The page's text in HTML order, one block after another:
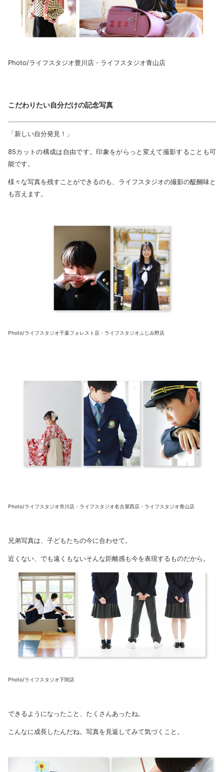
Photo/ライフスタジオ豊川店・ライフスタジオ青山店
こだわりたい自分だけの記念写真
「新しい自分発見！」
85カットの構成は自由です。印象をがらっと変えて撮影することも可
能です。
様々な写真を残すことができるのも、ライフスタジオの撮影の醍醐味と
も言えます。
Photo/ライフスタジオ千葉フォレスト店・ライフスタジオふじみ野店
Photo/ライフスタジオ市川店・ライフスタジオ名古屋西店・ライフスタジオ青山店
兄弟写真は、子どもたちの今に合わせて。
近くない、でも遠くもないそんな距離感も今を表現するものだから。
Photo/ライフスタジオ下関店
できるようになったこと、たくさんあったね。
こんなに成長したんだね。写真を見返してみて気づくこと。